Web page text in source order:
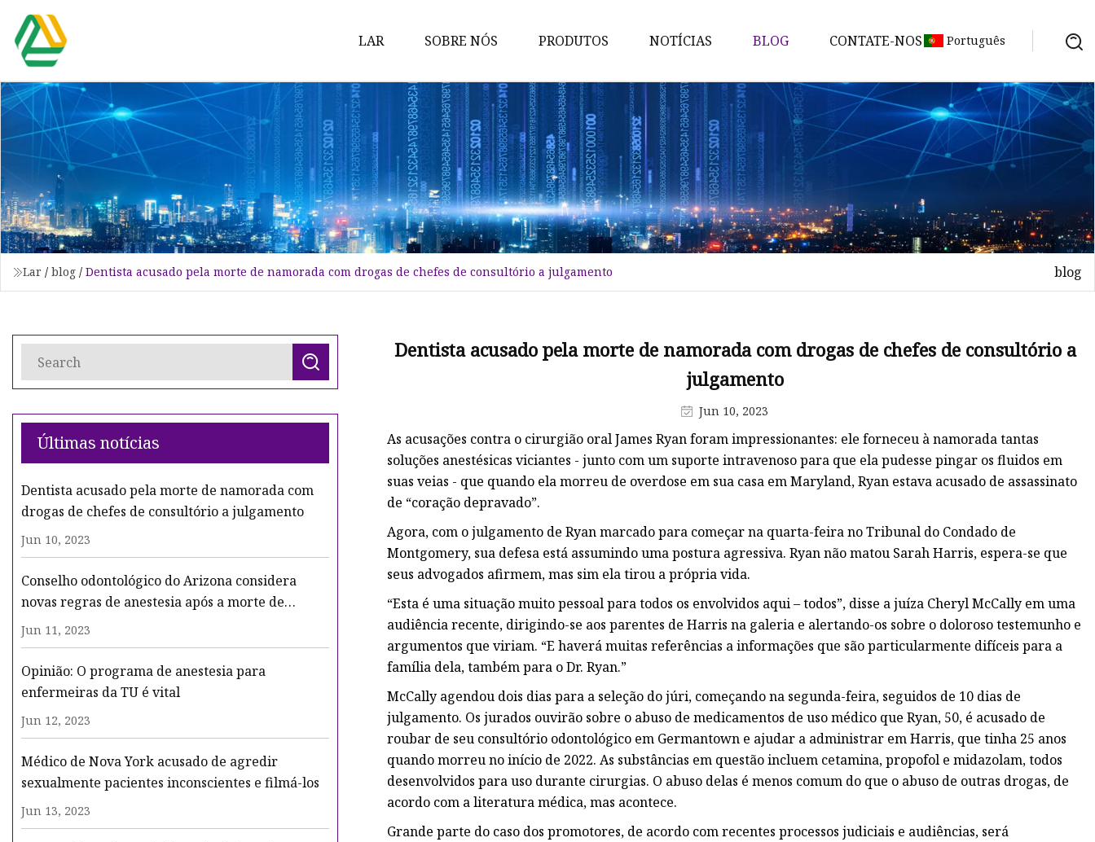
LAR SOBRE NÓS PRODUTOS
Oral
Sarms
Líquido
Peptídeos
Esteróides
Anestesia Local
NOTÍCIAS BLOG CONTATE-NOS Português
Lar / blog / Dentista acusado pela morte de namorada com drogas de chefes de consultório a julgamento blog
Últimas notícias
Dentista acusado pela morte de namorada com
drogas de chefes de consultório a julgamento
Jun 10, 2023
Conselho odontológico do Arizona considera
novas regras de anestesia após a morte de
pacientes
Jun 11, 2023
Opinião: O programa de anestesia para
enfermeiras da TU é vital
Jun 12, 2023
Médico de Nova York acusado de agredir
sexualmente pacientes inconscientes e filmá-los
Jun 13, 2023
Dentista acusado pela morte de namorada com drogas de chefes de consultório a
julgamento
Jun 10, 2023
As acusações contra o cirurgião oral James Ryan foram impressionantes: ele forneceu à namorada tantas
soluções anestésicas viciantes - junto com um suporte intravenoso para que ela pudesse pingar os fluidos em
suas veias - que quando ela morreu de overdose em sua casa em Maryland, Ryan estava acusado de assassinato
de “coração depravado”.
Agora, com o julgamento de Ryan marcado para começar na quarta-feira no Tribunal do Condado de
Montgomery, sua defesa está assumindo uma postura agressiva. Ryan não matou Sarah Harris, espera-se que
seus advogados afirmem, mas sim ela tirou a própria vida.
“Esta é uma situação muito pessoal para todos os envolvidos aqui – todos”, disse a juíza Cheryl McCally em uma
audiência recente, dirigindo-se aos parentes de Harris na galeria e alertando-os sobre o doloroso testemunho e
argumentos que viriam. “E haverá muitas referências a informações que são particularmente difíceis para a
família dela, também para o Dr. Ryan.”
McCally agendou dois dias para a seleção do júri, começando na segunda-feira, seguidos de 10 dias de
julgamento. Os jurados ouvirão sobre o abuso de medicamentos de uso médico que Ryan, 50, é acusado de
roubar de seu consultório odontológico em Germantown e ajudar a administrar em Harris, que tinha 25 anos
quando morreu no início de 2022. As substâncias em questão incluem cetamina, propofol e midazolam, todos
desenvolvidos para uso durante cirurgias. O abuso delas é menos comum do que o abuso de outras drogas, de
acordo com a literatura médica, mas acontece.
Grande parte do caso dos promotores, de acordo com recentes processos judiciais e audiências, será